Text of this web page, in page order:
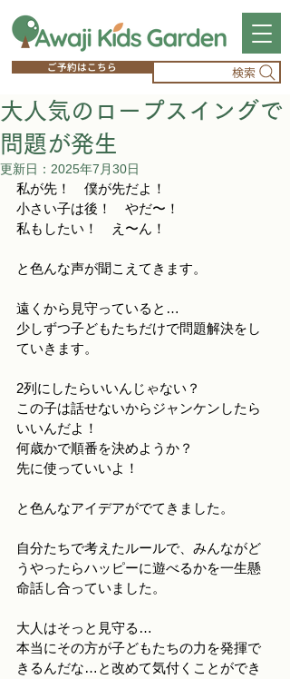
ご予約はこちら 検索
大人気のロープスイングで
問題が発生
更新日： 2025年7月30日
私が先！　僕が先だよ！
小さい子は後！　やだ〜！
私もしたい！　え〜ん！
と色んな声が聞こえてきます。
遠くから見守っていると…
少しずつ子どもたちだけで問題解決をし
ていきます。
2列にしたらいいんじゃない？
この子は話せないからジャンケンしたら
いいんだよ！
何歳かで順番を決めようか？
先に使っていいよ！
と色んなアイデアがでてきました。
自分たちで考えたルールで、みんながど
うやったらハッピーに遊べるかを一生懸
命話し合っていました。
大人はそっと見守る…
本当にその方が子どもたちの力を発揮で
きるんだな…と改めて気付くことができ